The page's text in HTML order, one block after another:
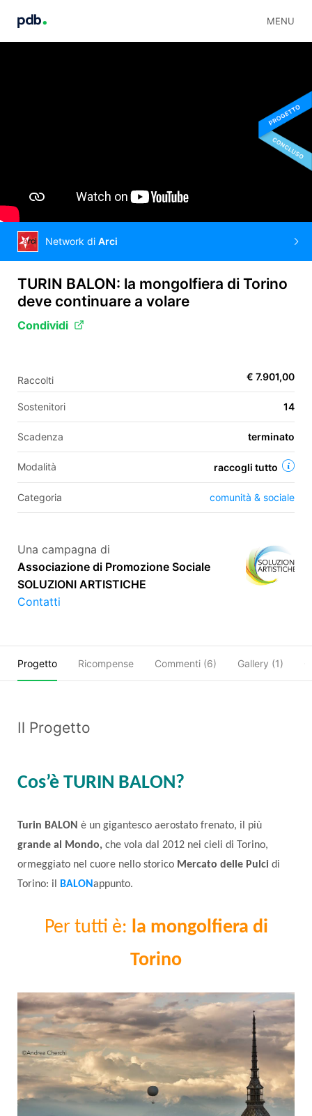
MENU
FR
Network di Arci
TURIN BALON: la mongolfiera di Torino
deve continuare a volare
Condividi
Raccolti € 7.901,00
Sostenitori 14
Scadenza terminato
Modalità raccogli tutto
Categoria comunità & sociale
Una campagna di
Associazione di Promozione Sociale
SOLUZIONI ARTISTICHE
Contatti
Progetto Ricompense Commenti (6) Gallery (1)
Il Progetto
Cos’è TURIN BALON?
Turin BALON è un gigantesco aerostato frenato, il più
grande al Mondo, che vola dal 2012 nei cieli di Torino,
ormeggiato nel cuore nello storico Mercato delle Pulci di
Torino: il
BALONappunto.
Per tutti è: la mongolfiera di
Torino